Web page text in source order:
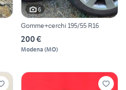
6
Gomme+cerchi 195/55 R16
200 €
Modena (MO)